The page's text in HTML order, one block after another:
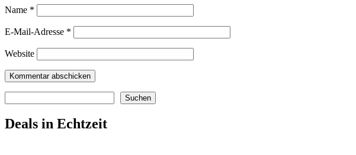
Name *
E-Mail-Adresse *
Website
Suchen
Deals in Echtzeit